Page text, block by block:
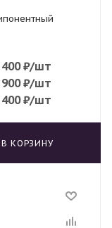
₽/шт
₽/шт
₽/шт
В КОРЗИНУ